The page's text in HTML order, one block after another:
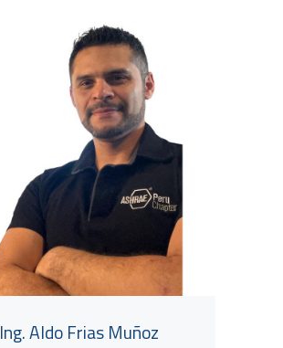
Ing. Aldo Frias Muñoz